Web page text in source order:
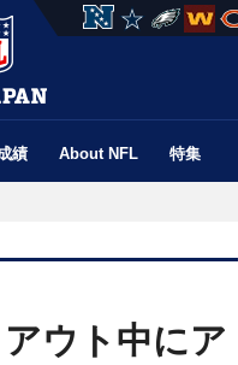
績 About NFL 特集
ウト中にア